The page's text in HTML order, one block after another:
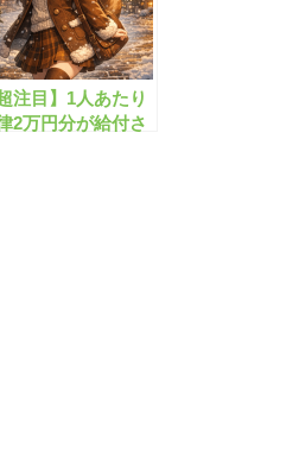
超注目】1人あたり
2万円分が給付さ